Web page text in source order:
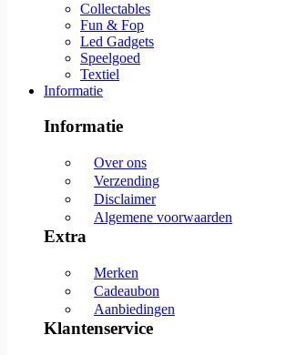
Collectables
Fun & Fop
Led Gadgets
Speelgoed
Textiel
Informatie
Informatie
Over ons
Verzending
Disclaimer
Algemene voorwaarden
Extra
Merken
Cadeaubon
Aanbiedingen
Klantenservice